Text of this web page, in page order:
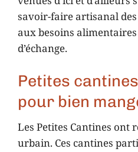
savoir-faire artisanal
aux besoins
d’échange.
Petites
pour bien
Les Petites Cantines
urbain. Ces cantines